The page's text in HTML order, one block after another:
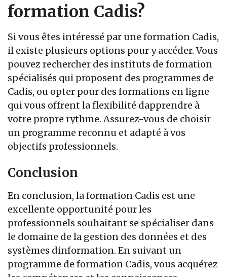
formation Cadis?
Si vous êtes intéressé par une formation Cadis,
il existe plusieurs options pour y accéder. Vous
pouvez rechercher des instituts de formation
spécialisés qui proposent des programmes de
Cadis, ou opter pour des formations en ligne
qui vous offrent la flexibilité dapprendre à
votre propre rythme. Assurez-vous de choisir
un programme reconnu et adapté à vos
objectifs professionnels.
Conclusion
En conclusion, la formation Cadis est une
excellente opportunité pour les
professionnels souhaitant se spécialiser dans
le domaine de la gestion des données et des
systèmes dinformation. En suivant un
programme de formation Cadis, vous acquérez